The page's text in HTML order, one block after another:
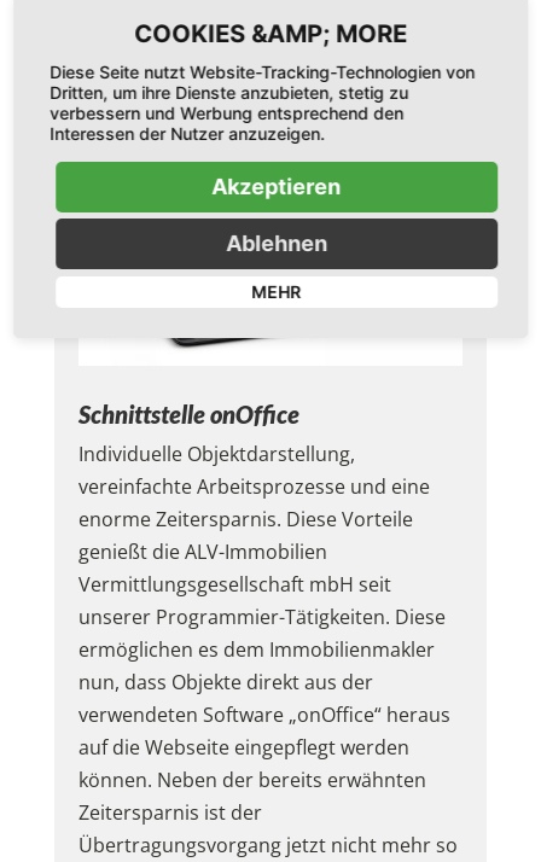
SONDERPROGRAMMIERUNG
Schnittstelle onOffice
Individuelle Objektdarstellung,
vereinfachte Arbeitsprozesse und eine
enorme Zeitersparnis. Diese Vorteile
genießt die ALV-Immobilien
Vermittlungsgesellschaft mbH seit
unserer Programmier-Tätigkeiten. Diese
ermöglichen es dem Immobilienmakler
nun, dass Objekte direkt aus der
verwendeten Software „onOffice“ heraus
auf die Webseite eingepflegt werden
können. Neben der bereits erwähnten
Zeitersparnis ist der
Übertragungsvorgang jetzt nicht mehr so
Diese Seite nutzt Website-Tracking-Technologien von
Dritten, um ihre Dienste anzubieten, stetig zu
verbessern und Werbung entsprechend den
Interessen der Nutzer anzuzeigen.
Akzeptieren
Ablehnen
MEHR